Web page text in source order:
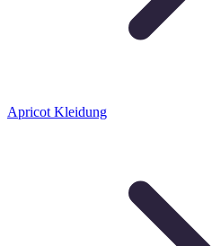
Apricot Kleidung